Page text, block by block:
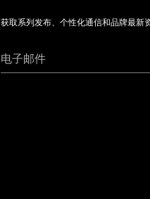
获取系列发布、个性化通信和品牌最新
电子邮件